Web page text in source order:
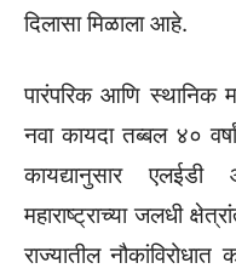
दिलासा मिळाला आहे.
पारंपरिक आणि स्थानिक
नवा कायदा तब्बल ४०
कायद्यानुसार
महाराष्ट्राच्या जलधी
राज्यातील